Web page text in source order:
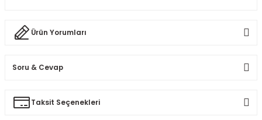
Ürün Yorumları
Soru & Cevap
Taksit Seçenekleri